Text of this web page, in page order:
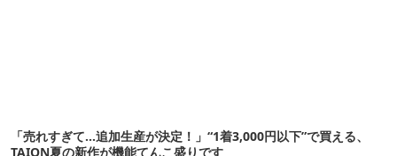
「売れすぎて…追加生産が決定！」“1着3,000円以下”で買える、
TAION夏の新作が機能てんこ盛りです